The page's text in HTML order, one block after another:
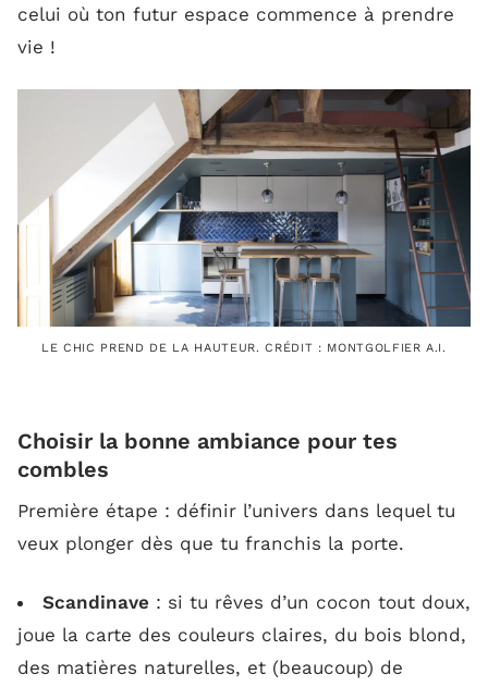
celui où ton futur espace commence à prendre
vie !
LE CHIC PREND DE LA HAUTEUR. CRÉDIT : MONTGOLFIER A.I.
Choisir la bonne ambiance pour tes
combles
Première étape : définir l’univers dans lequel tu
veux plonger dès que tu franchis la porte.
Scandinave : si tu rêves d’un cocon tout doux,
joue la carte des couleurs claires, du bois blond,
des matières naturelles, et (beaucoup) de